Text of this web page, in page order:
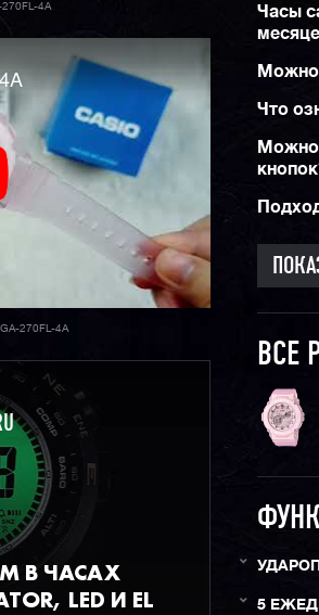
4A
270FL-4A
В ЧАСАХ
LED И EL
Часы
Можно
Что
Можно
ВСЕ
5